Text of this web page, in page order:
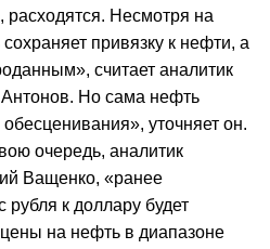
Несмотря на
привязку к нефти, а
считает аналитик
Но сама нефть
уточняет он.
очередь, аналитик
Ващенко, «ранее
рубля к доллару будет
на нефть в диапазоне